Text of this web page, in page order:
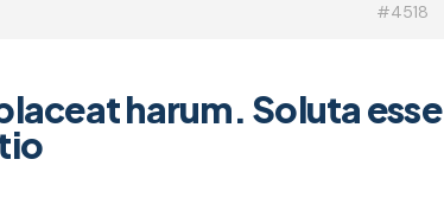
#4518
harum. Soluta esse